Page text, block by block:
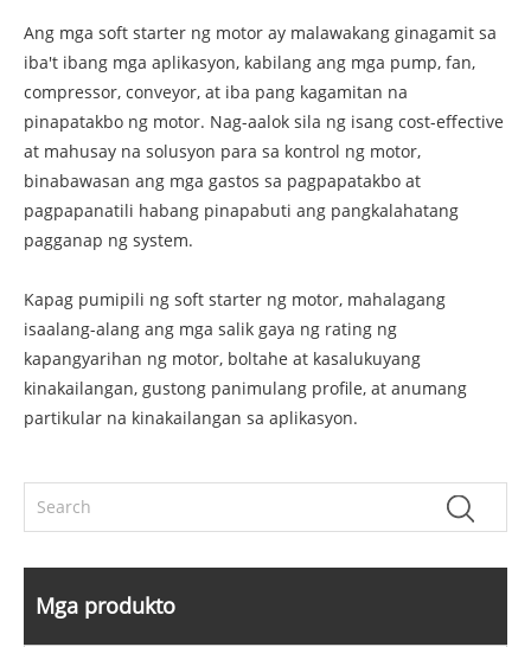
Ang mga soft starter ng motor ay malawakang ginagamit sa
iba't ibang mga aplikasyon, kabilang ang mga pump, fan,
compressor, conveyor, at iba pang kagamitan na
pinapatakbo ng motor. Nag-aalok sila ng isang cost-effective
at mahusay na solusyon para sa kontrol ng motor,
binabawasan ang mga gastos sa pagpapatakbo at
pagpapanatili habang pinapabuti ang pangkalahatang
pagganap ng system.
Kapag pumipili ng soft starter ng motor, mahalagang
isaalang-alang ang mga salik gaya ng rating ng
kapangyarihan ng motor, boltahe at kasalukuyang
kinakailangan, gustong panimulang profile, at anumang
partikular na kinakailangan sa aplikasyon.
Mga produkto